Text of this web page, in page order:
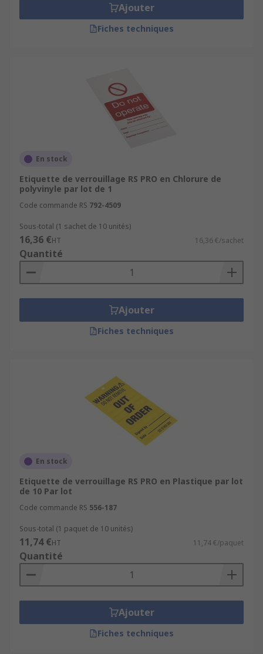
Ajouter
Fiches techniques
En stock
Etiquette de verrouillage RS PRO en Chlorure de
polyvinyle par lot de 1
Code commande RS 792-4509
Sous-total (1 sachet de 10 unités)
16,36 €HT 16,36 €/sachet
Quantité
Ajouter
Fiches techniques
En stock
Etiquette de verrouillage RS PRO en Plastique par lot
de 10 Par lot
Code commande RS 556-187
Sous-total (1 paquet de 10 unités)
11,74 €HT 11,74 €/paquet
Quantité
Ajouter
Fiches techniques